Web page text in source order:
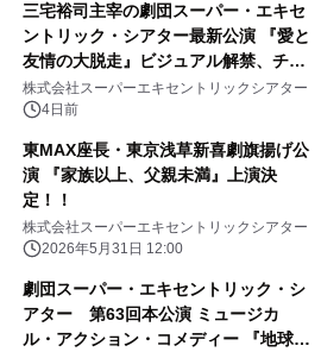
三宅裕司主宰の劇団スーパー・エキセ
ントリック・シアター最新公演 『愛と
友情の大脱走』ビジュアル解禁、チケ
ット一般発売開始
株式会社スーパーエキセントリックシアター
4日前
東MAX座長・東京浅草新喜劇旗揚げ公
演 『家族以上、父親未満』上演決
定！！
株式会社スーパーエキセントリックシアター
2026年5月31日 12:00
劇団スーパー・エキセントリック・シ
アター 第63回本公演 ミュージカ
ル・アクション・コメディー 『地球ク